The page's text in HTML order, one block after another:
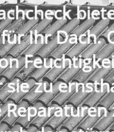
Ihr Dach.
zu